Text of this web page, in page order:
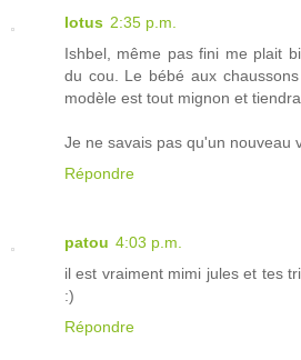
lotus 2:35 p.m.
Ishbel, même pas fini me plait
du cou. Le bébé aux
modèle est tout mignon et
Je ne savais pas qu'un nouveau
Répondre
patou 4:03 p.m.
il est vraiment mimi jules et tes
:)
Répondre